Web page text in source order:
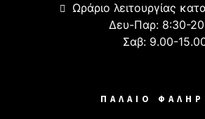
Ωράριο λειτουργίας
Δευ-Παρ: 8:30-
Σαβ: 9.00-
ΠΑΛΑΙΟ